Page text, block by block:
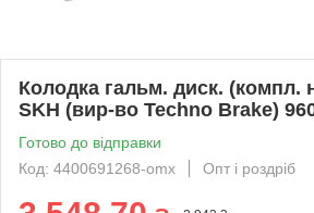
Колодка гальм. диск. (компл.
SKH (вир-во Techno Brake)
Готово до відправки
Код: 4400691268-omx
Опт і роздріб